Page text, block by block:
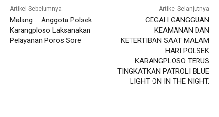
Artikel Sebelumnya
Malang – Anggota Polsek
Karangploso Laksanakan
Pelayanan Poros Sore
Artikel Selanjutnya
CEGAH GANGGUAN
KEAMANAN DAN
KETERTIBAN SAAT MALAM
HARI POLSEK
KARANGPLOSO TERUS
TINGKATKAN PATROLI BLUE
LIGHT ON IN THE NIGHT.